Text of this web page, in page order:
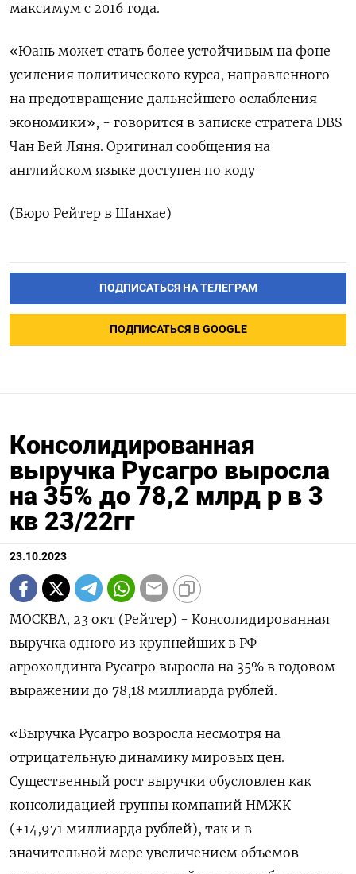
максимум с 2016 года.
«Юань может стать более устойчивым на фоне
усиления политического курса, направленного
на предотвращение дальнейшего ослабления
экономики», - говорится в записке стратега DBS
Чан Вей Ляня. Оригинал сообщения на
английском языке доступен по коду
(Бюро Рейтер в Шанхае)
ПОДПИСАТЬСЯ НА ТЕЛЕГРАМ
ПОДПИСАТЬСЯ В GOOGLE
Консолидированная
выручка Русагро выросла
на 35% до 78,2 млрд р в 3
кв 23/22гг
23.10.2023
МОСКВА, 23 окт (Рейтер) - Консолидированная
выручка одного из крупнейших в РФ
агрохолдинга Русагро выросла на 35% в годовом
выражении до 78,18 миллиарда рублей.
«Выручка Русагро возросла несмотря на
отрицательную динамику мировых цен.
Существенный рост выручки обусловлен как
консолидацией группы компаний НМЖК
(+14,971 миллиарда рублей), так и в
значительной мере увеличением объемов